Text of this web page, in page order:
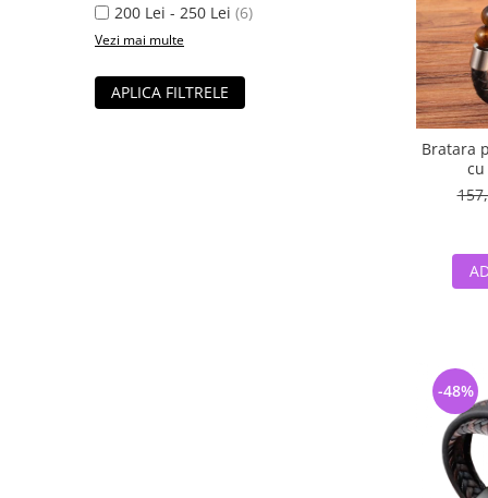
200 Lei - 250 Lei (6)
Vezi mai multe
APLICA FILTRELE
Bratara
-48%